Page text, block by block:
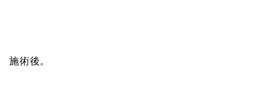
施術後。